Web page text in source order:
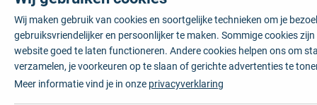
Wij maken gebruik van cookies en soortgelijke technieken om je
gebruiksvriendelijker en persoonlijker te maken. Sommige cookies
website goed te laten functioneren. Andere cookies helpen ons om
verzamelen, je voorkeuren op te slaan of gerichte advertenties te
Meer informatie vind je in onze privacyverklaring